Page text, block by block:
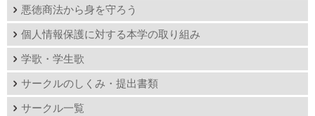
悪徳商法から身を守ろう
個人情報保護に対する本学の取り組み
学歌・学生歌
サークルのしくみ・提出書類
サークル一覧